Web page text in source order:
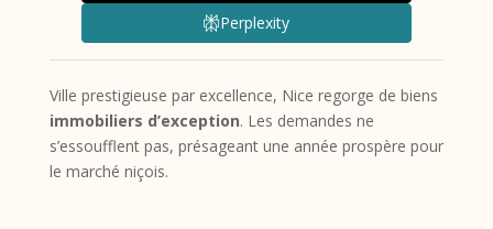
Perplexity
Ville prestigieuse par excellence, Nice regorge de biens
immobiliers d’exception. Les demandes ne
s’essoufflent pas, présageant une année prospère pour
le marché niçois.